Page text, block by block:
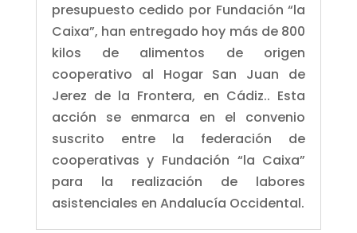
presupuesto cedido por Fundación “la
Caixa”, han entregado hoy más de 800
kilos de alimentos de origen
cooperativo al Hogar San Juan de
Jerez de la Frontera, en Cádiz.. Esta
acción se enmarca en el convenio
suscrito entre la federación de
cooperativas y Fundación “la Caixa”
para la realización de labores
asistenciales en Andalucía Occidental.